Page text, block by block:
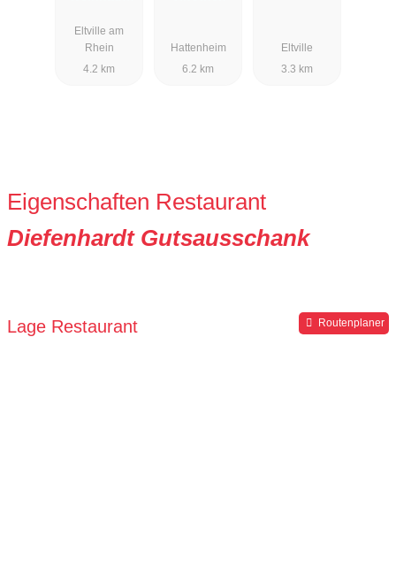
Eltville am
Rhein
4.2 km
Hattenheim
6.2 km
Eltville
3.3 km
Eigenschaften Restaurant
Diefenhardt Gutsausschank
Lage Restaurant Routenplaner